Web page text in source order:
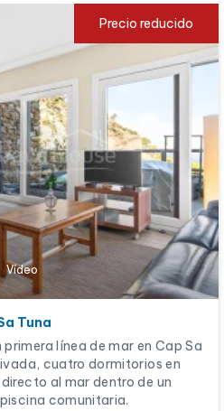
Precio reducido
Vídeo
Tuna
línea de mar en Cap Sa
cuatro dormitorios en
al mar dentro de un
comunitaria.